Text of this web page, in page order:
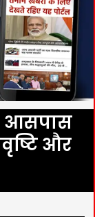
आसपास
और